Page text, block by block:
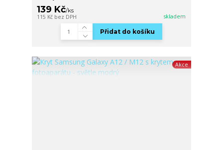
139 Kč/ks
115 Kč bez DPH skladem
Přidat do košíku
Akce